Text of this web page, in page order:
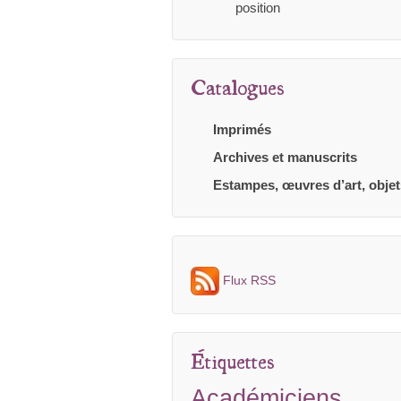
position
Catalogues
Imprimés
Archives et manuscrits
Estampes, œuvres d’art,
Flux RSS
Étiquettes